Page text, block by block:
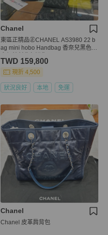
Chanel
東區正精品㊣CHANEL AS3980 22 b
ag mini hobo Handbag 香奈兒黑色銀
TWD 159,800
現折 4,500
狀況良好 本地 免運
Chanel
Chanel 皮革肩背包